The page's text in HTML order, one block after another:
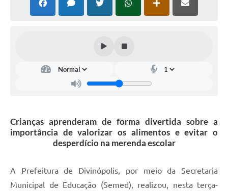
Crianças aprenderam de forma divertida sobre a
importância de valorizar os alimentos e evitar o
desperdício na merenda escolar
A Prefeitura de Divinópolis, por meio da Secretaria
Municipal de Educação (Semed), realizou, nesta terça-